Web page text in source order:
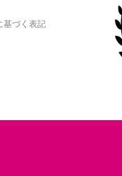
基づく表記